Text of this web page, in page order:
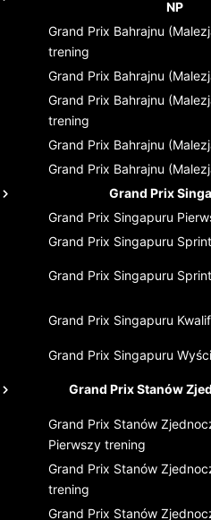
NP
Grand Prix Bahrajnu
trening
Grand Prix Bahrajnu
Grand Prix Bahrajnu
trening
Grand Prix Bahrajnu
Grand Prix Bahrajnu
Grand Prix
Grand Prix Singapuru
Grand Prix Singapuru
Grand Prix Singapuru Sprint
Grand Prix Singapuru
Grand Prix Singapuru
Grand Prix Stanów
Grand Prix Stanów
Pierwszy trening
Grand Prix Stanów
trening
Grand Prix Stanów